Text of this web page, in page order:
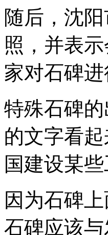
随后，沈
照，并表
家对石碑进
特殊石碑
的文字看
国建设某
因为石碑
石碑应该